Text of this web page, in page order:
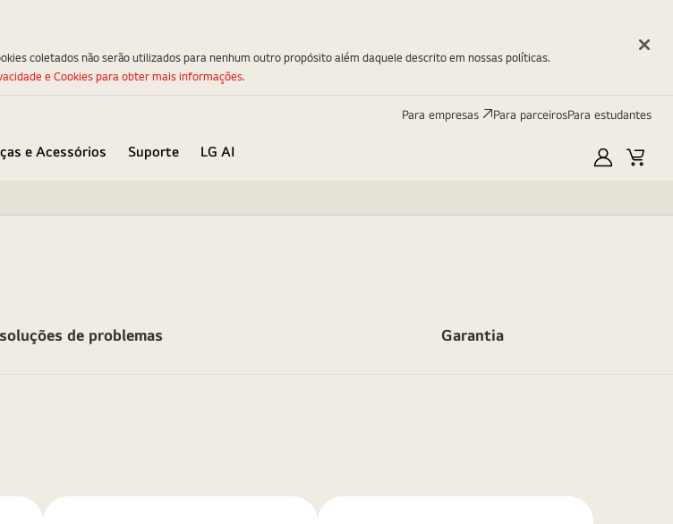
Para empresas Para parceirosPara estudantes
e Acessórios Suporte
LG AI
Minha
de problemas Garantia
coletados não serão utilizados para nenhum outro propósito além daquele descrito em nossas políticas.
e Cookies para obter mais informações.